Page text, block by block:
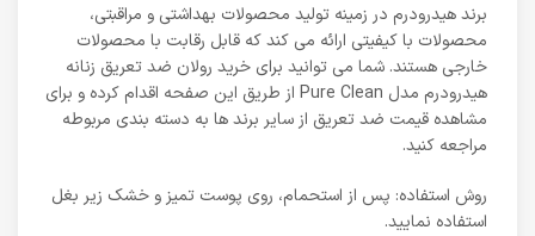
برند هیدرودرم در زمینه تولید محصولات بهداشتی و مراقبتی،
محصولات با کیفیتی ارائه می کند که قابل رقابت با محصولات
خارجی هستند. شما می توانید برای خرید رولان ضد تعریق زنانه
هیدرودرم مدل Pure Clean از طریق این صفحه اقدام کرده و برای
مشاهده قیمت ضد تعریق از سایر برند ها به دسته بندی مربوطه
مراجعه کنید.
روش استفاده: پس از استحمام، روی پوست تمیز و خشک زیر بغل
استفاده نمایید.